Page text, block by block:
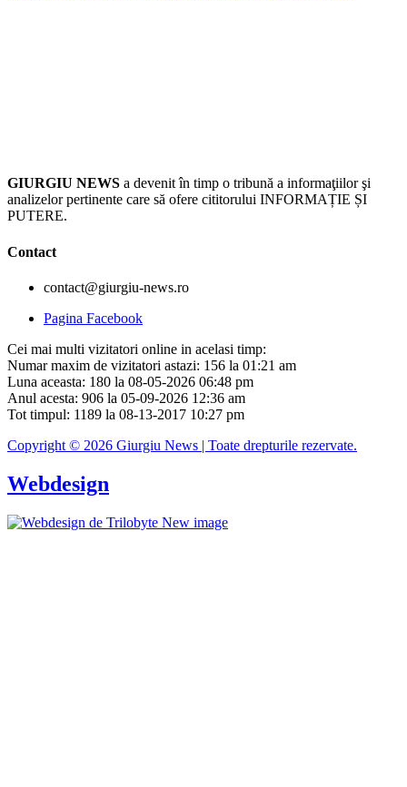
GIURGIU NEWS a devenit în timp o tribună a informaţiilor şi
analizelor pertinente care să ofere cititorului INFORMAȚIE ȘI
PUTERE.
Contact
contact@giurgiu-news.ro
Pagina Facebook
Cei mai multi vizitatori online in acelasi timp:
Numar maxim de vizitatori astazi: 156 la 01:21 am
Luna aceasta: 180 la 08-05-2026 06:48 pm
Anul acesta: 906 la 05-09-2026 12:36 am
Tot timpul: 1189 la 08-13-2017 10:27 pm
Copyright © 2026 Giurgiu News | Toate drepturile rezervate.
Webdesign